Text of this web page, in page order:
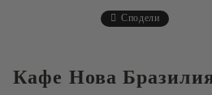
Сподели
Кафе Нова